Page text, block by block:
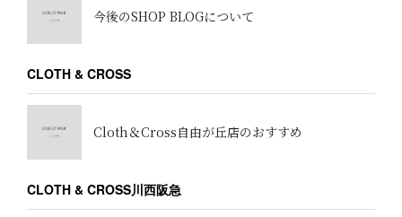
今後のSHOP BLOGについて
CLOTH & CROSS
Cloth＆Cross自由が丘店のおすすめ
CLOTH & CROSS川西阪急